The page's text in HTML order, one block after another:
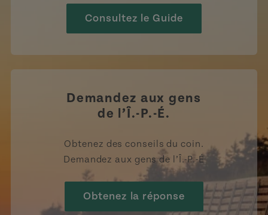
Consultez le Guide
Demandez aux gens
de l’Î.-P.-É.
Obtenez des conseils du coin.
Demandez aux gens de l’Î.-P.-É
Obtenez la réponse